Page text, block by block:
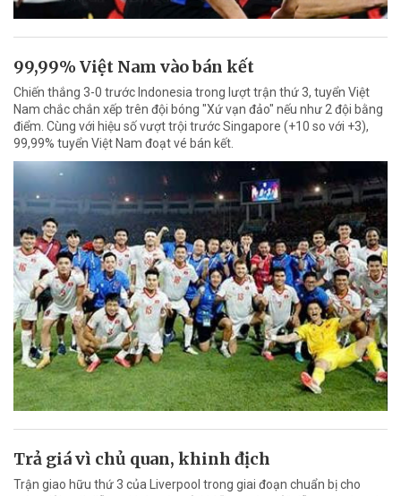
99,99% Việt Nam vào bán kết
Chiến thắng 3-0 trước Indonesia trong lượt trận thứ 3, tuyển Việt
Nam chắc chắn xếp trên đội bóng "Xứ vạn đảo" nếu như 2 đội bằng
điểm. Cùng với hiệu số vượt trội trước Singapore (+10 so với +3),
99,99% tuyển Việt Nam đoạt vé bán kết.
Trả giá vì chủ quan, khinh địch
Trận giao hữu thứ 3 của Liverpool trong giai đoạn chuẩn bị cho